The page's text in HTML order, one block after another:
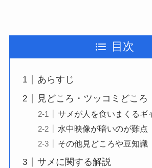
目次
あらすじ
見どころ・ツッコミどころ
サメが人を食いまくるギ
水中映像が暗いのが難点
その他見どころや豆知識
サメに関する解説